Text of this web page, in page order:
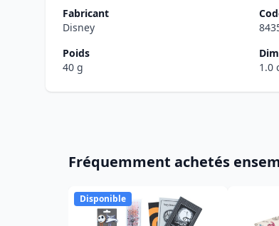
Fabricant
Disney
Poids
40 g
1.0
Fréquemment achetés
Disponible